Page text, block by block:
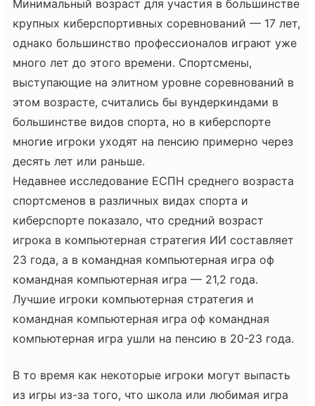
Минимальный возраст для участия в большинстве
крупных киберспортивных соревнований — 17 лет,
однако большинство профессионалов играют уже
много лет до этого времени. Спортсмены,
выступающие на элитном уровне соревнований в
этом возрасте, считались бы вундеркиндами в
большинстве видов спорта, но в киберспорте
многие игроки уходят на пенсию примерно через
десять лет или раньше.
Недавнее исследование ЕСПН среднего возраста
спортсменов в различных видах спорта и
киберспорте показало, что средний возраст
игрока в компьютерная стратегия ИИ составляет
23 года, а в командная компьютерная игра оф
командная компьютерная игра — 21,2 года.
Лучшие игроки компьютерная стратегия и
командная компьютерная игра оф командная
компьютерная игра ушли на пенсию в 20-23 года.
В то время как некоторые игроки могут выпасть
из игры из-за того, что школа или любимая игра